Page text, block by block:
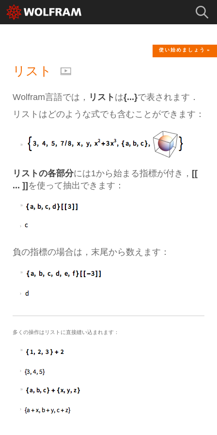
使い始めましょう
リスト
Wolfram言語では， リスト は{...}で表されます．
リストはどのような式でも含むことができます：
リストの各部分には1から始まる指標が付き， [[
... ]]を使って抽出できます：
負の指標の場合は，末尾から数えます：
多くの操作はリストに直接縫い込まれます：